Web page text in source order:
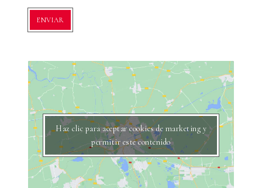
Haz clic para aceptar cookies de marketing y
permitir este contenido